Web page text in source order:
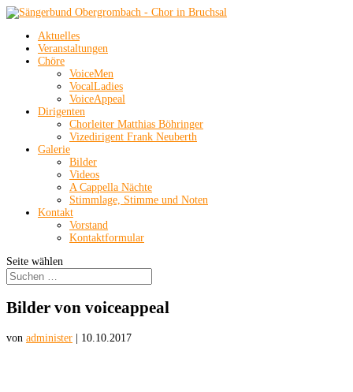
Aktuelles
Veranstaltungen
Chöre
VoiceMen
VocalLadies
VoiceAppeal
Dirigenten
Chorleiter Matthias Böhringer
Vizedirigent Frank Neuberth
Galerie
Bilder
Videos
A Cappella Nächte
Stimmlage, Stimme und Noten
Kontakt
Vorstand
Kontaktformular
Seite wählen
Bilder von voiceappeal
von administer 10.10.2017